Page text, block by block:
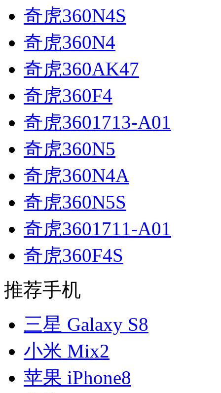
奇虎360N4S
奇虎360N4
奇虎360AK47
奇虎360F4
奇虎3601713-A01
奇虎360N5
奇虎360N4A
奇虎360N5S
奇虎3601711-A01
奇虎360F4S
推荐手机
三星 Galaxy S8
小米 Mix2
苹果 iPhone8